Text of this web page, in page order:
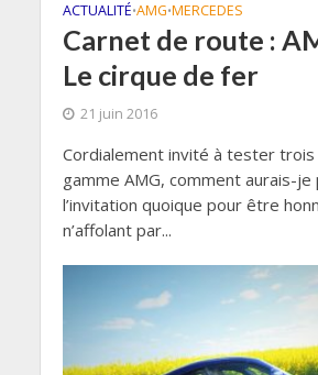
ACTUALITÉ•AMG•MERCEDES
Carnet de route :
Le cirque de fer
21 juin 2016
Cordialement invité à tester trois
gamme AMG, comment aurais-je
l’invitation quoique pour être
n’affolant par...